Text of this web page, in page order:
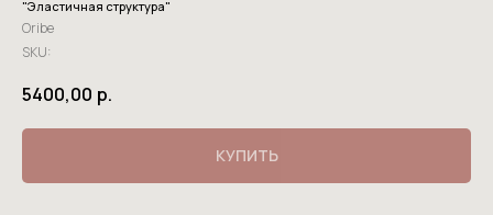
"Эластичная структура"
Oribe
SKU:
5400,00 р.
КУПИТЬ